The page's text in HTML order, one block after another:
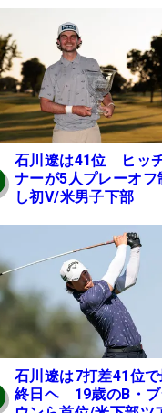
石川遼は41位 ヒッ
ナーが5人プレーオフ
し初V/米男子下部
石川遼は7打差41位
終日ヘ 19歳のB・